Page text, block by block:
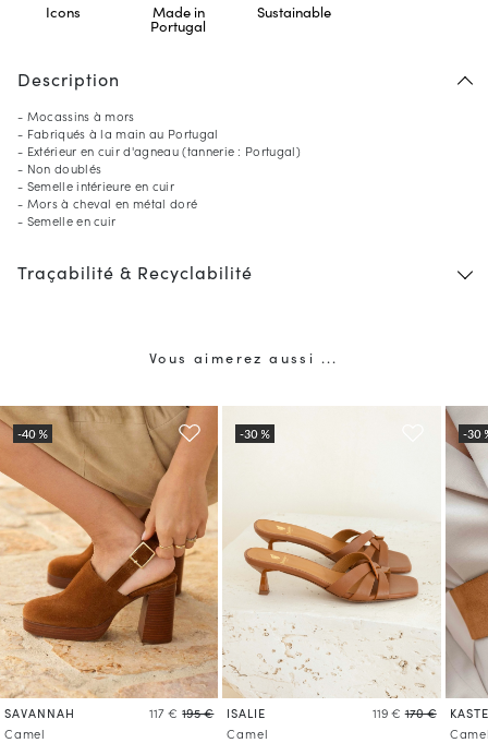
Icons Made in
Portugal
Sustainable
Description
- Mocassins à mors
- Fabriqués à la main au Portugal
- Extérieur en cuir d'agneau (tannerie : Portugal)
- Non doublés
- Semelle intérieure en cuir
- Mors à cheval en métal doré
- Semelle en cuir
Traçabilité & Recyclabilité
Vous aimerez aussi ...
SAVANNAH 117 € 195 €
Camel
ISALIE 119 € 170 €
Camel